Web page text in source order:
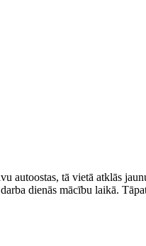
autoostas, tā vietā atklās
dienās mācību laikā.